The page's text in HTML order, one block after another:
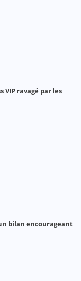
VIP ravagé par les
un bilan encourageant